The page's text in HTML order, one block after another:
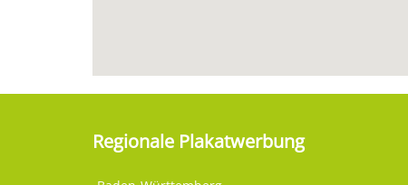
Regionale Plakatwerbung